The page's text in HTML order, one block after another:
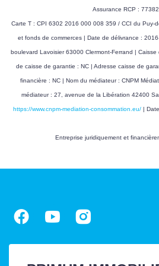
Concerné par un Etat
des Risques et
Pollutions (ERP)
Non
Soumis à l'affichage
Oui
énergie primaire
Consommation
D
Assurance RCP :
Carte T : CPI 6302 2016 000 008 359 / CCI du Puy-
et fonds de commerces | Date de délivrance :
boulevard Lavoisier 63000 Clermont-Ferrand |
de caisse de garantie : NC | Adresse caisse de
financière : NC | Nom du médiateur : CNPM
médiateur : 27, avenue de la Libération 42400
https://www.cnpm-mediation-consommation.eu/|
Entreprise juridiquement et